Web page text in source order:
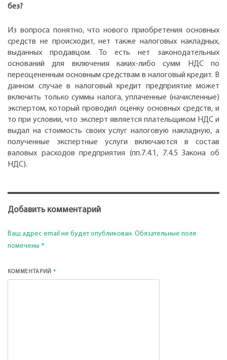
без?
Из вопроса понятно, что нового приобретения основных
средств не происходит, нет также налоговых накладных,
выданных продавцом. То есть нет законодательных
оснований для включения каких-либо сумм НДС по
переоцененным основным средствам в налоговый кредит. В
данном случае в налоговый кредит предприятие может
включить только суммы налога, уплаченные (начисленные)
экспертом, который проводил оценку основных средств, и
то при условии, что эксперт является плательщиком НДС и
выдал на стоимость своих услуг налоговую накладную, а
полученные экспертные услуги включаются в состав
валовых расходов предприятия (пп.7.4.1, 7.4.5 Закона об
НДС).
Добавить комментарий
Ваш адрес email не будет опубликован. Обязательные поля
помечены *
КОММЕНТАРИЙ*